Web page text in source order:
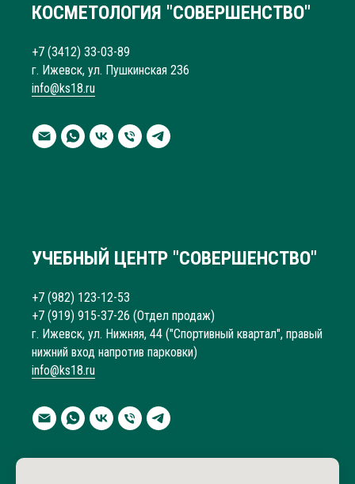
КОСМЕТОЛОГИЯ "СОВЕРШЕНСТВО"
+7 (3412) 33-03-89
г. Ижевск, ул. Пушкинская 236
info@ks18.ru
УЧЕБНЫЙ ЦЕНТР "СОВЕРШЕНСТВО"
+7 (982) 123-12-53
+7 (919) 915-37-26 (Отдел продаж)
г. Ижевск, ул. Нижняя, 44 ("Спортивный квартал", правый
нижний вход напротив парковки)
info@ks18.ru